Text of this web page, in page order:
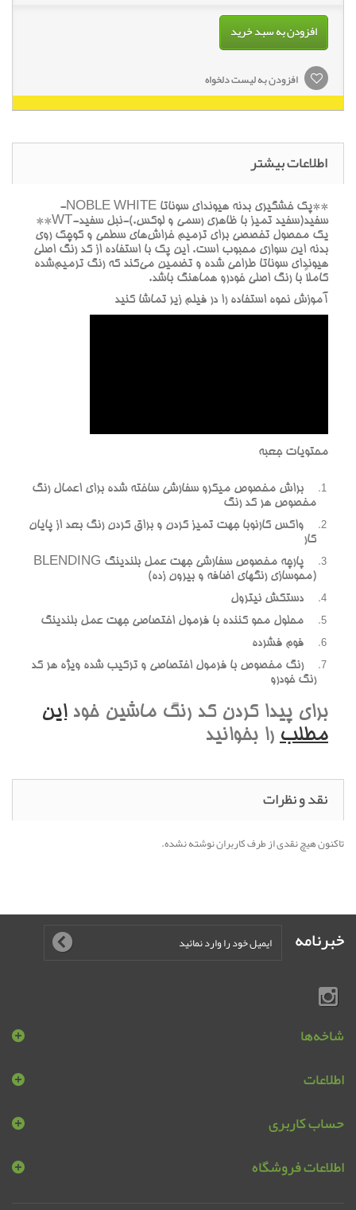
افزودن به سبد خرید
افزودن به لیست دلخواه
اطلاعات بیشتر
**پک خشگيري بدنه هيونداي سوناتا NOBLE WHITE-
سفيد(سفيد تميز با ظاهري رسمي و لوکس.)-نبل سفيد-WT**
يک محصول تخصصي براي ترميم خراش‌هاي سطحي و کوچک روي
بدنه اين سواري محبوب است. اين پک با استفاده از کد رنگ اصلي
هيونداي سوناتا طراحي شده و تضمين مي‌کند که رنگ ترميم‌شده
کاملاً با رنگ اصلي خودرو هماهنگ باشد.
آموزش نحوه استفاده را در فيلم زير تماشا کنيد
محتويات جعبه
براش مخصوص ميکرو سفارشي ساخته شده براي اعمال رنگ
مخصوص هر کد رنگ
واکس کارنوبا جهت تميز کردن و براق کردن رنگ بعد از پايان
کار
پارچه مخصوص سفارشي جهت عمل بلندينگ BLENDING
(محوسازي رنگهاي اضافه و بيرون زده)
دستکش نيترول
محلول محو کننده با فرمول اختصاصي جهت عمل بلندينگ
فوم فشرده
رنگ مخصوص با فرمول اختصاصي و ترکيب شده ويژه هر کد
رنگ خودرو
براي پيدا کردن کد رنگ ماشين خوداين
مطلب را بخوانيد
نقد و نظرات
تاکنون هیچ نقدی از طرف کاربران نوشته نشده.
خبرنامه
شاخه‌ها
اطلاعات
حساب کاربری
اطلاعات فروشگاه